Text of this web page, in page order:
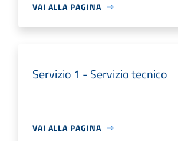
VAI ALLA PAGINA
Servizio 1 - Servizio tecnico
VAI ALLA PAGINA